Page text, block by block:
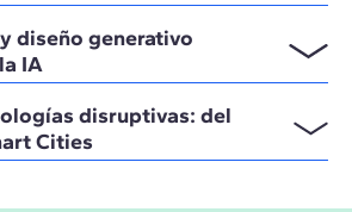
diseño generativo
IA
disruptivas: del
Cities